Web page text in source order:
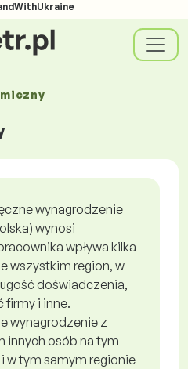
wynagrodzenie
wynosi
wpływa kilka
wszystkim region, w
doświadczenia,
firmy i inne.
wynagrodzenie z
innych osób na tym
w tym samym regionie